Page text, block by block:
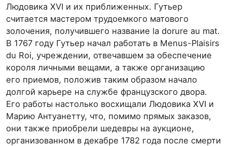
Людовика XVI и их приближенных. Гутьер
считается мастером трудоемкого матового
золочения, получившего название la dorure au mat.
В 1767 году Гутьер начал работать в Menus-Plaisirs
du Roi, учреждении, отвечавшем за обеспечение
короля личными вещами, а также организацию
его приемов, положив таким образом начало
долгой карьере на службе французского двора.
Его работы настолько восхищали Людовика XVI и
Марию Антуанетту, что, помимо прямых заказов,
они также приобрели шедевры на аукционе,
организованном в декабре 1782 года после смерти